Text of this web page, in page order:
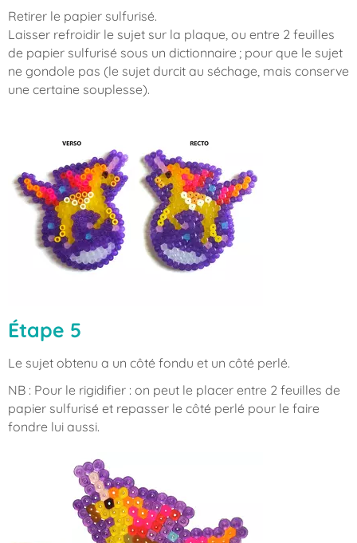
Retirer le papier sulfurisé.
Laisser refroidir le sujet sur la plaque, ou entre 2 feuilles
de papier sulfurisé sous un dictionnaire ; pour que le sujet
ne gondole pas (le sujet durcit au séchage, mais conserve
une certaine souplesse).
Étape 5
Le sujet obtenu a un côté fondu et un côté perlé.
NB : Pour le rigidifier : on peut le placer entre 2 feuilles de
papier sulfurisé et repasser le côté perlé pour le faire
fondre lui aussi.